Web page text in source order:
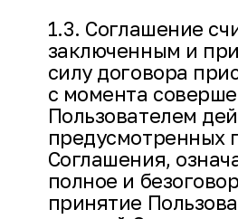
1.3. Соглашение
заключенным и
силу договора
с момента
Пользователем
предусмотренных
Соглашения,
полное и
принятие